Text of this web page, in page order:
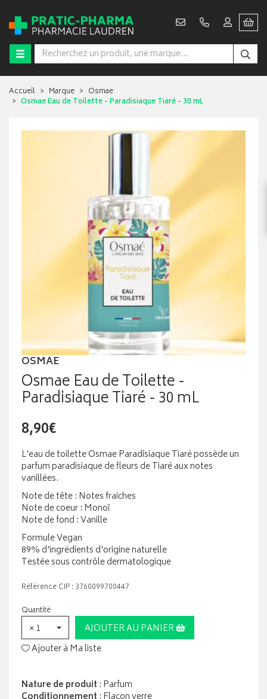
Accueil Marque
Osmae
Osmae Eau de Toilette - Paradisiaque Tiaré - 30 mL
OSMAE
Osmae Eau de Toilette -
Paradisiaque Tiaré - 30 mL
8,90€
L'eau de toilette Osmae Paradisiaque Tiaré possède un
parfum paradisiaque de fleurs de Tiaré aux notes
vanillées.
Note de tête : Notes fraiches
Note de coeur : Monoï
Note de fond : Vanille
Formule Vegan
89% d'ingrédients d'origine naturelle
Testée sous contrôle dermatologique
Référence CIP : 3760099700447
Quantité
× 1
AJOUTER AU PANIER
Ajouter à Ma liste
Nature de produit : Parfum